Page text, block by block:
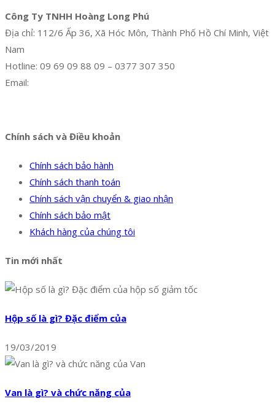
Công Ty TNHH Hoàng Long Phú
Địa chỉ: 112/6 Ấp 36, Xã Hóc Môn, Thành Phố Hồ Chí Minh, Việt
Nam
Hotline: 09 69 09 88 09 – 0377 307 350
Email:
Chính sách và Điều khoản
Chính sách bảo hành
Chính sách thanh toán
Chính sách vận chuyển & giao nhận
Chính sách bảo mật
Khách hàng của chúng tôi
Tin mới nhất
Hộp số là gì? Đặc điểm của
19/03/2019
Van là gì? và chức năng của